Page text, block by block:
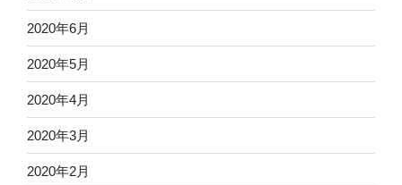
2020年6月
2020年5月
2020年4月
2020年3月
2020年2月